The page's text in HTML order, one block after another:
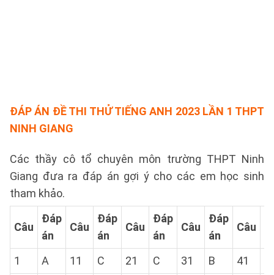
ĐÁP ÁN ĐỀ THI THỬ TIẾNG ANH 2023 LẦN 1 THPT
NINH GIANG
Các thầy cô tổ chuyên môn trường THPT Ninh
Giang đưa ra đáp án gợi ý cho các em học sinh
tham khảo.
Câu
Đáp
án
Câu
Đáp
án
Câu
Đáp
án
Câu
Đáp
án
Câu
1
A 11 C 21 C 31 B 41